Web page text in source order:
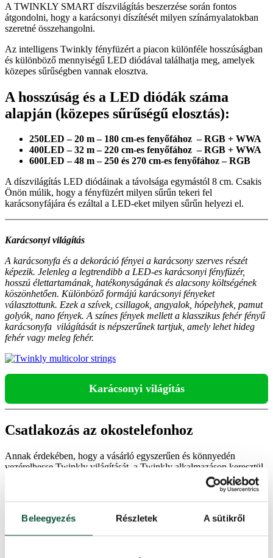
Beleegyezés Részletek A sütikről
A TWINKLY SMART díszvilágítás beszerzése során fontos
átgondolni, hogy a karácsonyi díszítését milyen színárnyalatokban
szeretné összehangolni.
Az intelligens Twinkly fényfüzért a piacon különféle hosszúságban
és különböző mennyiségű LED diódával találhatja meg, amelyek
közepes sűrűségben vannak elosztva.
A hosszúság és a LED diódák száma
alapján (közepes sűrűségű elosztás):
250LED – 20 m – 180 cm-es fenyőfához – RGB + WWA
400LED – 32 m – 220 cm-es fenyőfához – RGB + WWA
600LED – 48 m – 250 és 270 cm-es fenyőfához – RGB
A díszvilágítás LED diódáinak a távolsága egymástól 8 cm. Csakis
Önön múlik, hogy a fényfüzért milyen sűrűn tekeri fel
karácsonyfájára és ezáltal a LED-eket milyen sűrűn helyezi el.
Karácsonyi világítás
A karácsonyfa és a dekoráció fényei a karácsony szerves részét
képezik. Jelenleg a legtrendibb a LED-es karácsonyi fényfüzér,
hosszú élettartamának, hatékonyságának és alacsony költségének
köszönhetően. Különböző formájú karácsonyi fényeket
választottunk. Ezek a szívek, csillagok, angyalok, hópelyhek, pamut
golyók, nano fények. A színes fények mellett a klasszikus fehér fényű
karácsonyfa világítását is népszerűnek tartjuk, amely lehet hideg
fehér vagy meleg fehér.
Karácsonyi világítás
Csatlakozás az okostelefonhoz
Annak érdekében, hogy a vásárló egyszerűen és könnyedén
vezérelhesse Twinkly világítását, a Twinkly alkalmazáson keresztül
csatlakoztatnia kell egy okostelefonhoz. Az alkalmazás letölthető az
iPhone esetében az App Store-ból illetve a Google Play-ről az
Android rendszerű mobilkészülékekre. A csatlakozás ezután már
válassza ki az eszközök hozzáadásának lehetőségét, válasszon ki
egy generációt, majd kövesse a telefon kijelzőjén megjelenő